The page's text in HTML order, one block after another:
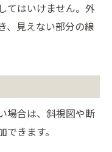
てはいけません。外
、見えない部分の線
場合は、斜視図や断
きます。